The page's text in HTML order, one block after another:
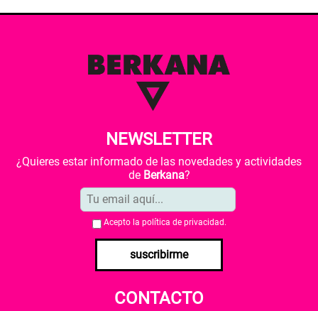
NEWSLETTER
¿Quieres estar informado de las novedades y actividades
de Berkana?
Acepto la política de privacidad .
suscribirme
CONTACTO